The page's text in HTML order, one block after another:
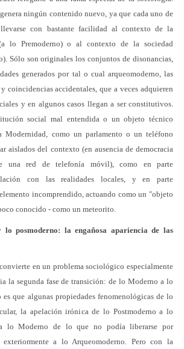
ningún contenido nuevo, ya que cada uno de
llevarse con bastante facilidad al contexto de la
lo Premoderno) o al contexto de la sociedad
Sólo son originales los conjuntos de disonancias,
generados por tal o cual arqueomoderno, las
coincidencias accidentales, que a veces adquieren
y en algunos casos llegan a ser constitutivos.
social mal entendida o un objeto técnico
Modernidad, como un parlamento o un teléfono
aislados del contexto (en ausencia de democracia
una red de telefonía móvil), como en parte
con las realidades locales, y en parte
incomprendido, actuando como un "objeto
conocido - como un meteorito.
lo posmoderno: la engañosa apariencia de las
en un problema sociológico especialmente
la segunda fase de transición: de lo Moderno a lo
es que algunas propiedades fenomenológicas de lo
la apelación irónica de lo Postmoderno a lo
a lo Moderno de lo que no podía liberarse por
exteriormente a lo Arqueomoderno. Pero con la